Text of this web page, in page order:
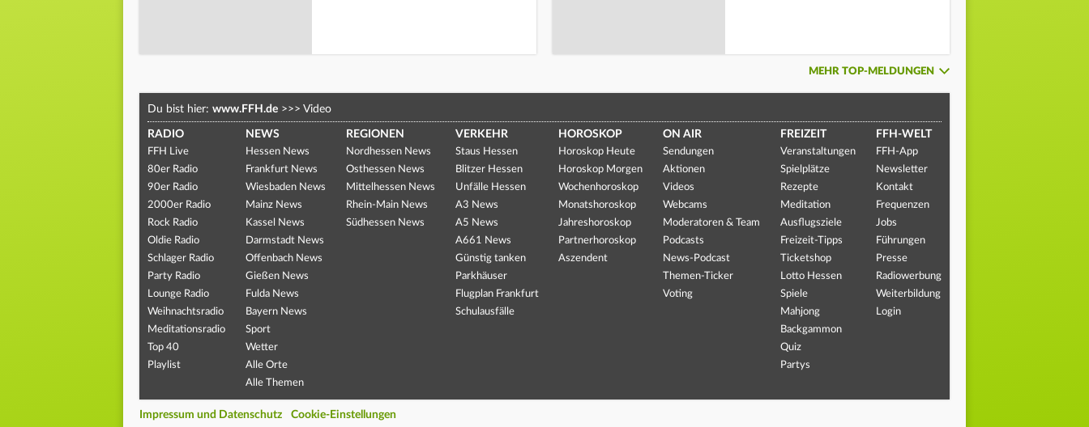
MEHR TOP-MELDUNGEN
Du bist hier: www.FFH.de >>> Video
RADIO
FFH Live
80er Radio
90er Radio
2000er Radio
Rock Radio
Oldie Radio
Schlager Radio
Party Radio
Lounge Radio
Weihnachtsradio
Meditationsradio
Top 40
Playlist
NEWS
Hessen News
Frankfurt News
Wiesbaden News
Mainz News
Kassel News
Darmstadt News
Offenbach News
Gießen News
Fulda News
Bayern News
Sport
Wetter
Alle Orte
Alle Themen
REGIONEN
Nordhessen News
Osthessen News
Mittelhessen News
Rhein-Main News
Südhessen News
VERKEHR
Staus Hessen
Blitzer Hessen
Unfälle Hessen
A3 News
A5 News
A661 News
Günstig tanken
Parkhäuser
Flugplan Frankfurt
Schulausfälle
HOROSKOP
Horoskop Heute
Horoskop Morgen
Wochenhoroskop
Monatshoroskop
Jahreshoroskop
Partnerhoroskop
Aszendent
ON AIR
Sendungen
Aktionen
Videos
Webcams
Moderatoren & Team
Podcasts
News-Podcast
Themen-Ticker
Voting
FREIZEIT
Veranstaltungen
Spielplätze
Rezepte
Meditation
Ausflugsziele
Freizeit-Tipps
Ticketshop
Lotto Hessen
Spiele
Mahjong
Backgammon
Quiz
Partys
FFH-WELT
FFH-App
Newsletter
Kontakt
Frequenzen
Jobs
Führungen
Presse
Radiowerbung
Weiterbildung
Login
Impressum und Datenschutz Cookie-Einstellungen